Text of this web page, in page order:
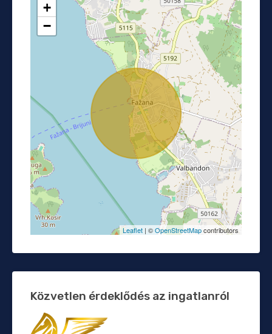
+
−
Leaflet | ©OpenStreetMapcontributors
Közvetlen érdeklődés az ingatlanról